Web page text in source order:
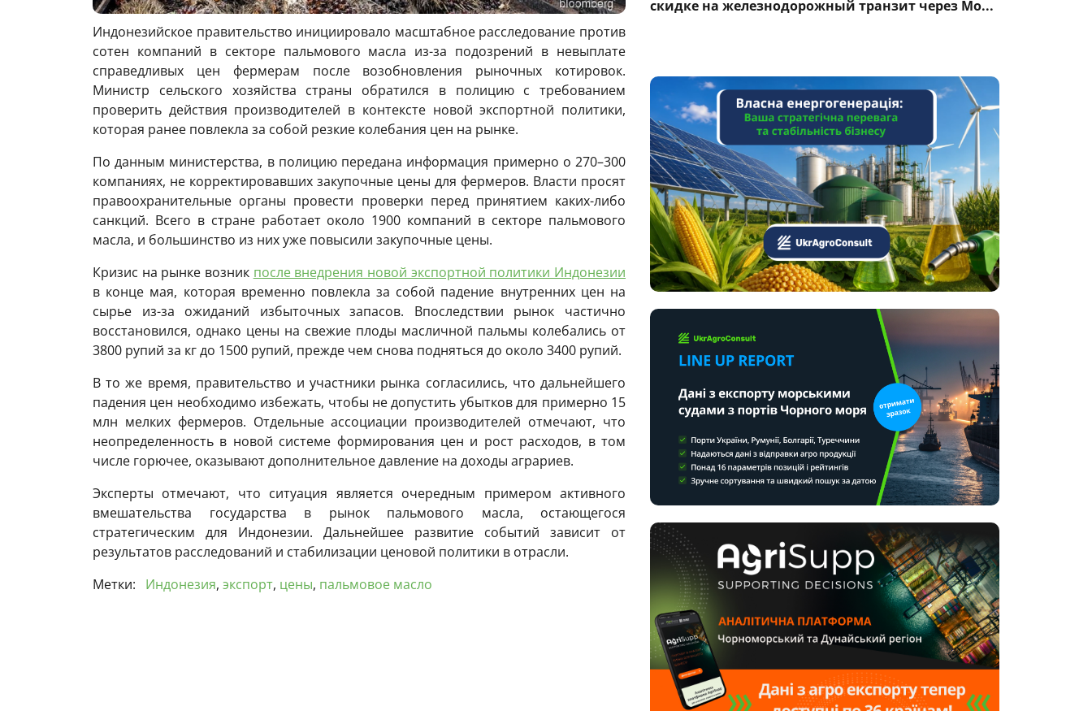
Индонезийское правительство инициировало масштабное расследование против
сотен компаний в секторе пальмового масла из-за подозрений в невыплате
справедливых цен фермерам после возобновления рыночных котировок.
Министр сельского хозяйства страны обратился в полицию с требованием
проверить действия производителей в контексте новой экспортной политики,
которая ранее повлекла за собой резкие колебания цен на рынке.
По данным министерства, в полицию передана информация примерно о 270–300
компаниях, не корректировавших закупочные цены для фермеров. Власти просят
правоохранительные органы провести проверки перед принятием каких-либо
санкций. Всего в стране работает около 1900 компаний в секторе пальмового
масла, и большинство из них уже повысили закупочные цены.
Кризис на рынке возник после внедрения новой экспортной политики Индонезии
в конце мая, которая временно повлекла за собой падение внутренних цен на
сырье из-за ожиданий избыточных запасов. Впоследствии рынок частично
восстановился, однако цены на свежие плоды масличной пальмы колебались от
3800 рупий за кг до 1500 рупий, прежде чем снова подняться до около 3400 рупий.
В то же время, правительство и участники рынка согласились, что дальнейшего
падения цен необходимо избежать, чтобы не допустить убытков для примерно 15
млн мелких фермеров. Отдельные ассоциации производителей отмечают, что
неопределенность в новой системе формирования цен и рост расходов, в том
числе горючее, оказывают дополнительное давление на доходы аграриев.
Эксперты отмечают, что ситуация является очередным примером активного
вмешательства государства в рынок пальмового масла, остающегося
стратегическим для Индонезии. Дальнейшее развитие событий зависит от
результатов расследований и стабилизации ценовой политики в отрасли.
Метки:
Индонезия, экспорт, цены, пальмовое масло
скидке на железнодорожный транзит через Мо...